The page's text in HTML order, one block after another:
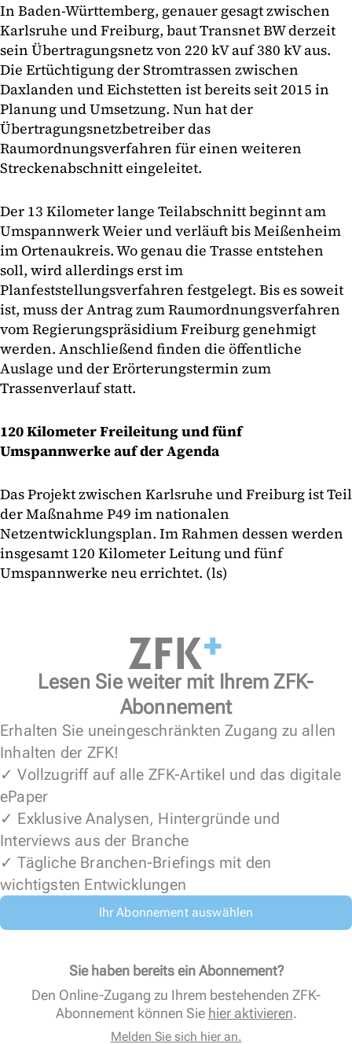
In Baden-Württemberg, genauer gesagt zwischen
Karlsruhe und Freiburg, baut Transnet BW derzeit
sein Übertragungsnetz von 220 kV auf 380 kV aus.
Die Ertüchtigung der Stromtrassen zwischen
Daxlanden und Eichstetten ist bereits seit 2015 in
Planung und Umsetzung. Nun hat der
Übertragungsnetzbetreiber das
Raumordnungsverfahren für einen weiteren
Streckenabschnitt eingeleitet.
Der 13 Kilometer lange Teilabschnitt beginnt am
Umspannwerk Weier und verläuft bis Meißenheim
im Ortenaukreis. Wo genau die Trasse entstehen
soll, wird allerdings erst im
Planfeststellungsverfahren festgelegt. Bis es soweit
ist, muss der Antrag zum Raumordnungsverfahren
vom Regierungspräsidium Freiburg genehmigt
werden. Anschließend finden die öffentliche
Auslage und der Erörterungstermin zum
Trassenverlauf statt.
120 Kilometer Freileitung und fünf
Umspannwerke auf der Agenda
Das Projekt zwischen Karlsruhe und Freiburg ist Teil
der Maßnahme P49 im nationalen
Netzentwicklungsplan. Im Rahmen dessen werden
insgesamt 120 Kilometer Leitung und fünf
Umspannwerke neu errichtet. (ls)
Lesen Sie weiter mit Ihrem ZFK-
Abonnement
Erhalten Sie uneingeschränkten Zugang zu allen
Inhalten der ZFK!
✓ Vollzugriff auf alle ZFK-Artikel und das digitale
ePaper
✓ Exklusive Analysen, Hintergründe und
Interviews aus der Branche
✓ Tägliche Branchen-Briefings mit den
wichtigsten Entwicklungen
Ihr Abonnement auswählen
Sie haben bereits ein Abonnement?
Den Online-Zugang zu Ihrem bestehenden ZFK-
Abonnement können Sie hier aktivieren.
Melden Sie sich hier an.